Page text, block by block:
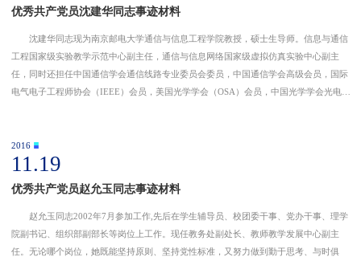
优秀共产党员沈建华同志事迹材料
沈建华同志现为南京邮电大学通信与信息工程学院教授，硕士生导师。信息与通信
工程国家级实验教学示范中心副主任，通信与信息网络国家级虚拟仿真实验中心副主
任，同时还担任中国通信学会通信线路专业委员会委员，中国通信学会高级会员，国际
电气电子工程师协会（IEEE）会员，美国光学学会（OSA）会员，中国光学学会光电技
2016
11.19
优秀共产党员赵允玉同志事迹材料
赵允玉同志2002年7月参加工作,先后在学生辅导员、校团委干事、党办干事、理学
院副书记、组织部副部长等岗位上工作。现任教务处副处长、教师教学发展中心副主
任。无论哪个岗位，她既能坚持原则、坚持党性标准，又努力做到勤于思考、与时俱